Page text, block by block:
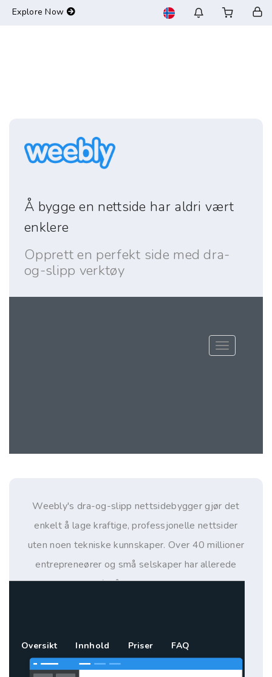
Explore Now
Å bygge en nettside har aldri vært
enklere
Opprett en perfekt side med dra-
og-slipp verktøy
Bytt
Oversikt Innhold Priser FAQ
Weebly's dra-og-slipp nettsidebygger gjør det
enkelt å lage kraftige, professjonelle nettsider
uten noen tekniske kunnskaper. Over 40 millioner
entrepreneører og små selskaper har allerede
brukt Weebly for å bygge sin nettside online,